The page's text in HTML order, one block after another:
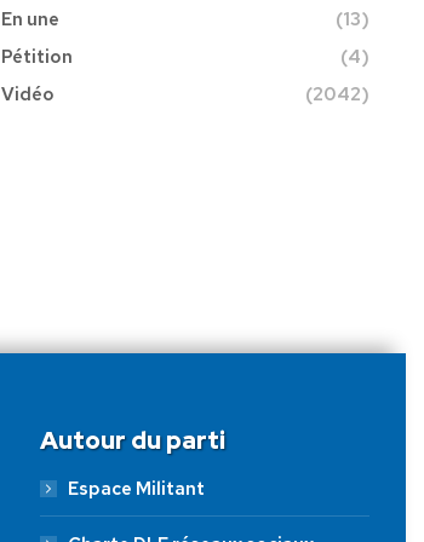
En une
(13)
Pétition
(4)
Vidéo
(2042)
Autour du parti
Espace Militant